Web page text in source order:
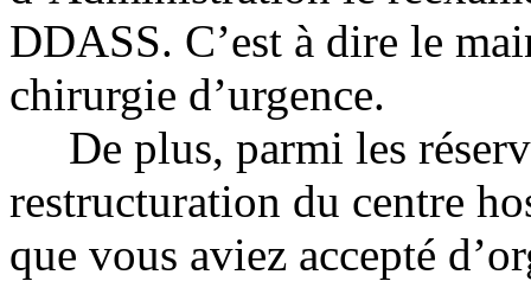
DDASS. C’est à dire le
chirurgie d’urgence.
De plus, parmi les
restructuration du centre
que vous aviez accepté